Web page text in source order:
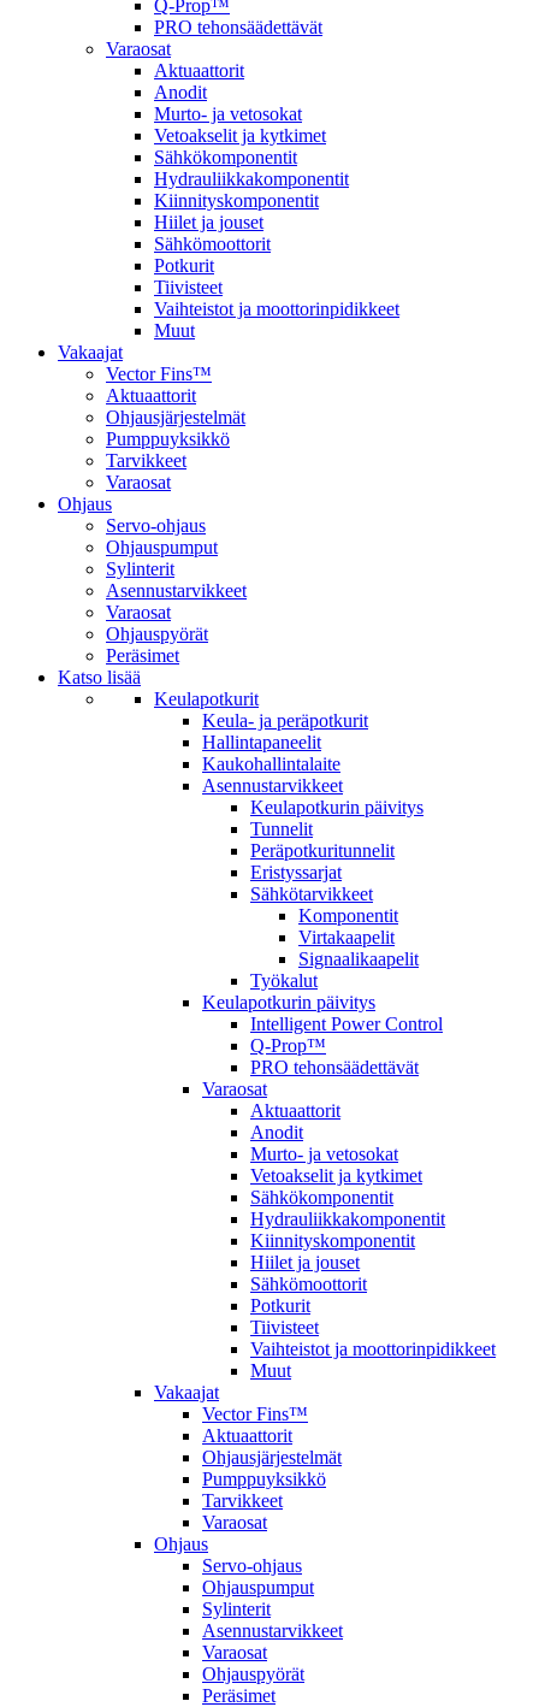
Q-Prop™
PRO tehonsäädettävät
Varaosat
Aktuaattorit
Anodit
Murto- ja vetosokat
Vetoakselit ja kytkimet
Sähkökomponentit
Hydrauliikkakomponentit
Kiinnityskomponentit
Hiilet ja jouset
Sähkömoottorit
Potkurit
Tiivisteet
Vaihteistot ja moottorinpidikkeet
Muut
Vakaajat
Vector Fins™
Aktuaattorit
Ohjausjärjestelmät
Pumppuyksikkö
Tarvikkeet
Varaosat
Ohjaus
Servo-ohjaus
Ohjauspumput
Sylinterit
Asennustarvikkeet
Varaosat
Ohjauspyörät
Peräsimet
Katso lisää
Keulapotkurit
Keula- ja peräpotkurit
Hallintapaneelit
Kaukohallintalaite
Asennustarvikkeet
Keulapotkurin päivitys
Tunnelit
Peräpotkuritunnelit
Eristyssarjat
Sähkötarvikkeet
Komponentit
Virtakaapelit
Signaalikaapelit
Työkalut
Keulapotkurin päivitys
Intelligent Power Control
Q-Prop™
PRO tehonsäädettävät
Varaosat
Aktuaattorit
Anodit
Murto- ja vetosokat
Vetoakselit ja kytkimet
Sähkökomponentit
Hydrauliikkakomponentit
Kiinnityskomponentit
Hiilet ja jouset
Sähkömoottorit
Potkurit
Tiivisteet
Vaihteistot ja moottorinpidikkeet
Muut
Vakaajat
Vector Fins™
Aktuaattorit
Ohjausjärjestelmät
Pumppuyksikkö
Tarvikkeet
Varaosat
Ohjaus
Servo-ohjaus
Ohjauspumput
Sylinterit
Asennustarvikkeet
Varaosat
Ohjauspyörät
Peräsimet